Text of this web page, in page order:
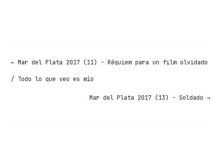
←Mar del Plata 2017 (11) - Réquiem para un film olvidado
/ Todo lo que veo es mío
Mar del Plata 2017 (13) - Soldado →